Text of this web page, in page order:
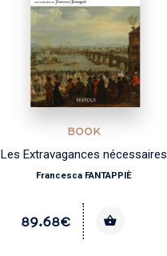
BOOK
Les Extravagances nécessaires
Francesca FANTAPPIÈ
89.68€